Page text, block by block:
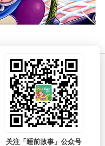
前故事
关注「睡前故事」公众号